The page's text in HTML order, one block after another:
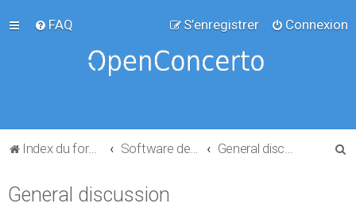
FAQ Connexion
S’enregistrer
Index du forum
General discussion